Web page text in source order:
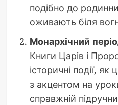
подібно до
оживають біля
Монархічний
Книги Царів і
історичні події,
з акцентом на
справжній